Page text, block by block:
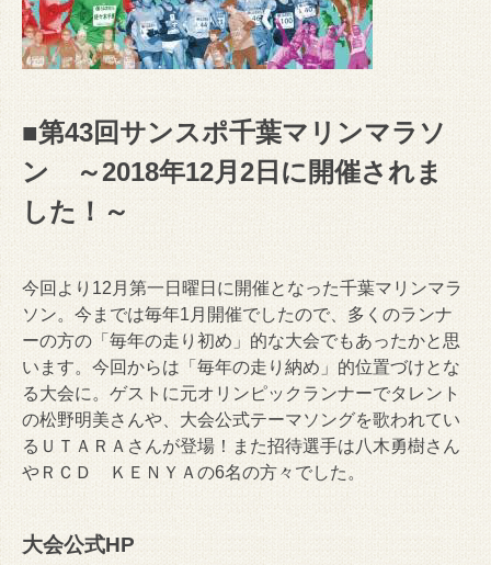
■第43回サンスポ千葉マリンマラソ
ン ～2018年12月2 日に開催されま
した！～
今回より12月第一日曜日に開催となった千葉マリンマラ
ソン。今までは毎年1月開催でしたので、多くのランナ
ーの方の「毎年の走り初め」的な大会でもあったかと思
います。今回からは「毎年の走り納め」的位置づけとな
る大会に。ゲストに元オリンピックランナーでタレント
の松野明美さんや、大会公式テーマソングを歌われてい
るＵＴＡＲＡさんが登場！また招待選手は八木勇樹さん
やＲＣＤ ＫＥＮＹＡの6名の方々でした。
大会公式HP